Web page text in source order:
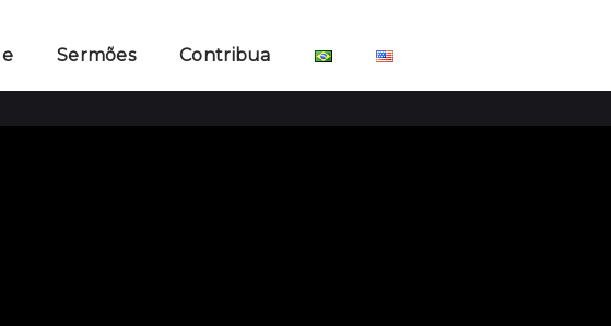
Sermões Contribua